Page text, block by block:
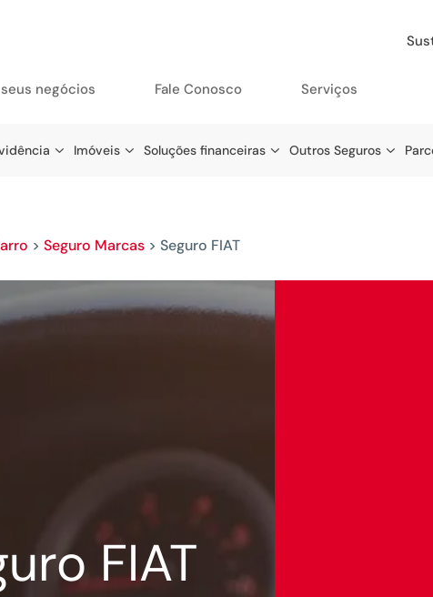
Imóveis Soluções financeiras Outros Seguros
seus negócios Fale Conosco Serviços
> Seguro Marcas > Seguro FIAT
FIAT